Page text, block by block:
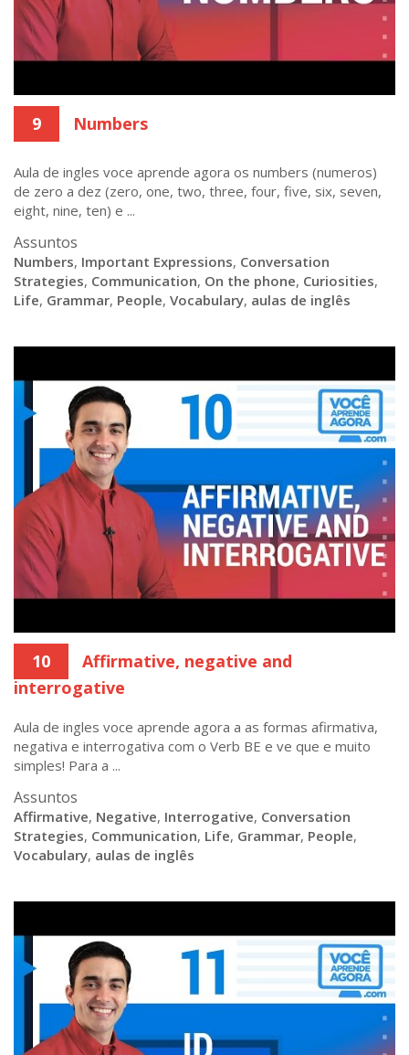
9 Numbers
Aula de ingles voce aprende agora os numbers (numeros)
de zero a dez (zero, one, two, three, four, five, six, seven,
eight, nine, ten) e ...
Assuntos
Numbers, Important Expressions, Conversation
Strategies, Communication, On the phone, Curiosities,
Life, Grammar, People, Vocabulary, aulas de inglês
10
Affirmative, negative and
interrogative
Aula de ingles voce aprende agora a as formas afirmativa,
negativa e interrogativa com o Verb BE e ve que e muito
simples! Para a ...
Assuntos
Affirmative, Negative, Interrogative, Conversation
Strategies, Communication, Life, Grammar, People,
Vocabulary, aulas de inglês